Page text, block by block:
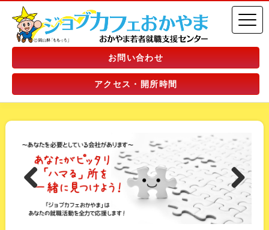
お問い合わせ
アクセス・開所時間
Previous Next